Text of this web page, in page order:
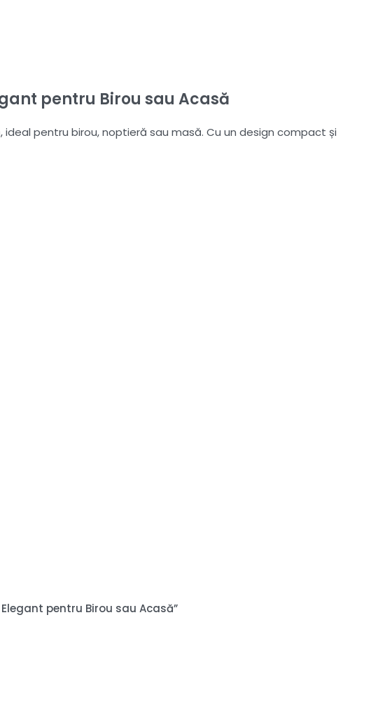
pentru Birou sau Acasă
, ideal pentru birou, noptieră sau masă. Cu un design compact și
pentru Birou sau Acasă”